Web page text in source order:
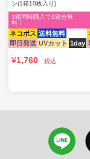
ン(1箱10枚入り)
ネコポス 送料無料
即日発送 UVカット 1day
3箱同時購入で1箱分無
料！
¥1,760 税込